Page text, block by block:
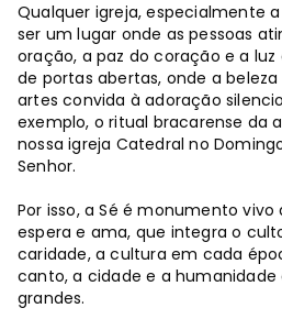
Qualquer igreja, especialmente
ser um lugar onde as pessoas
oração, a paz do coração e a
de portas abertas, onde a
artes convida à adoração
exemplo, o ritual bracarense da
nossa igreja Catedral no
Senhor.
Por isso, a Sé é monumento vivo
espera e ama, que integra o
caridade, a cultura em cada
canto, a cidade e a humanidade
grandes.